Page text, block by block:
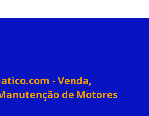
- Venda,
de Motores